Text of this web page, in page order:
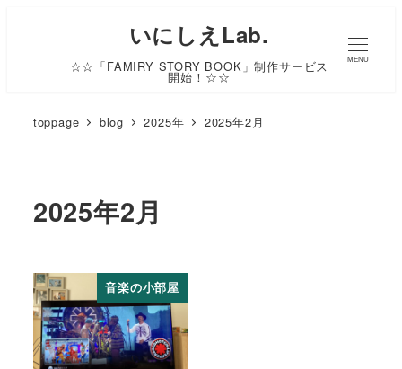
いにしえLab.
☆☆「FAMIRY STORY BOOK」制作サービス
開始！☆☆
MENU
toppage blog 2025年 2025年2月
2025年2月
音楽の小部屋